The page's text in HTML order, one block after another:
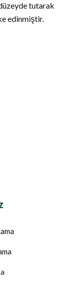
tutarak
edinmiştir.